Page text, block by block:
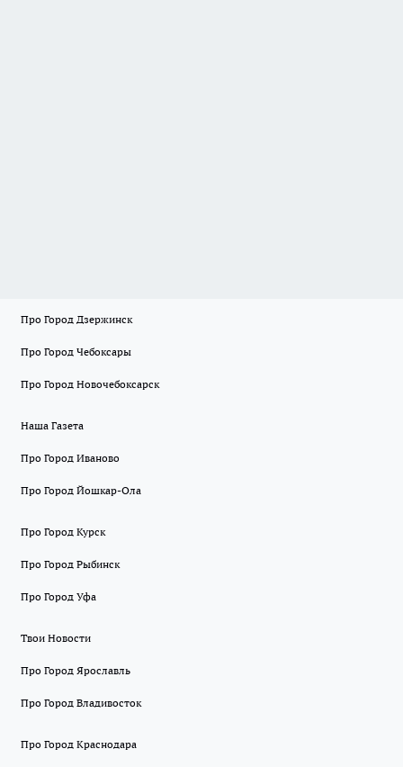
Про Город Дзержинск
Про Город Чебоксары
Про Город Новочебоксарск
Наша Газета
Про Город Иваново
Про Город Йошкар-Ола
Про Город Курск
Про Город Рыбинск
Про Город Уфа
Твои Новости
Про Город Ярославль
Про Город Владивосток
Про Город Краснодара